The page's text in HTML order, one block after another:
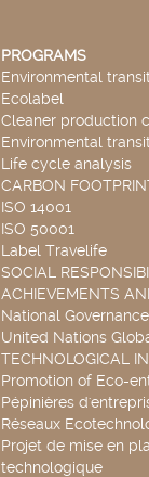
PROGRAMS
Environmental
Ecolabel
Cleaner production
Environmental
Life cycle analysis
CARBON
ISO 14001
ISO 50001
Label Travelife
SOCIAL
ACHIEVEMENTS
National
United Nations
TECHNOLOGICAL
Promotion of Eco-
Pépinières
Réseaux
Projet de mise en
technologique